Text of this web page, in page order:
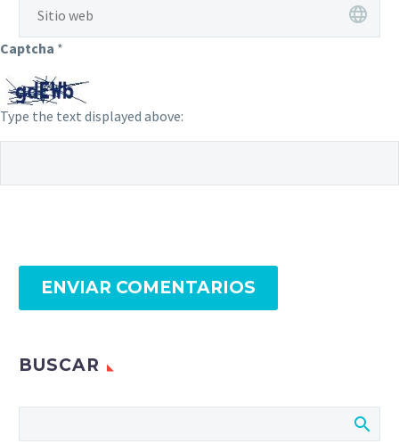
Captcha *
Type the text displayed above:
ENVIAR COMENTARIOS
BUSCAR